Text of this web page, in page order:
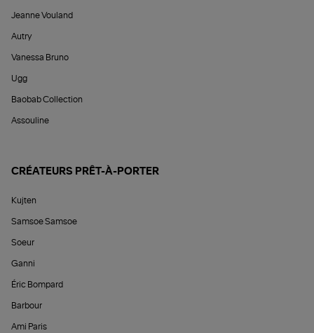
Jeanne Vouland
Autry
Vanessa Bruno
Ugg
Baobab Collection
Assouline
CRÉATEURS PRÊT-À-PORTER
Kujten
Samsoe Samsoe
Soeur
Ganni
Éric Bompard
Barbour
Ami Paris